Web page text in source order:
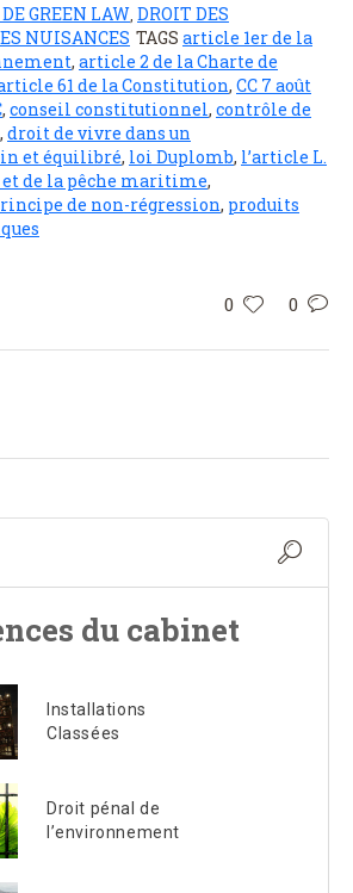
GREEN LAW DROIT DES
NUISANCES TAGS article 1er de la
, article 2 de la Charte de
61 de la Constitution, CC 7 août
, conseil constitutionnel, contrôle de
, droit de vivre dans un
et équilibré, loi Duplomb, l’article L.
et de la pêche maritime,
de non-régression, produits
0 0
du cabinet
Installations
Classées
Droit pénal de
l’environnement